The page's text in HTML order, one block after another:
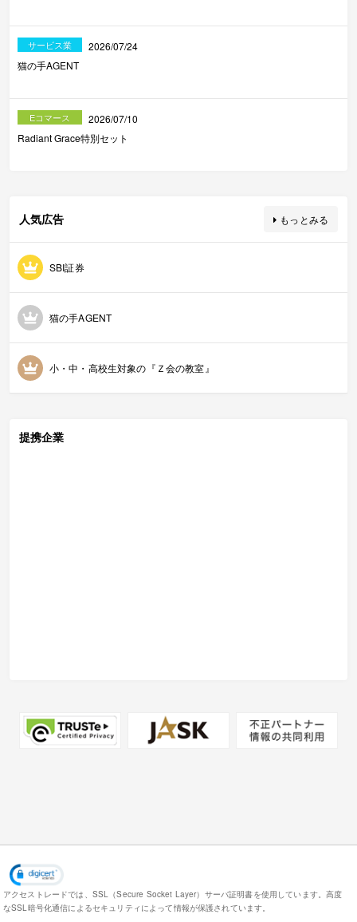
サービス業
2026/07/24
猫の手AGENT
Eコマース
2026/07/10
Radiant Grace特別セット
人気広告 もっとみる
SBI証券
猫の手AGENT
小・中・高校生対象の『Ｚ会の教室』
提携企業
アクセストレードでは、SSL（Secure Socket Layer）サーバ証明書を使用しています。高度
なSSL暗号化通信によるセキュリティによって情報が保護されています。